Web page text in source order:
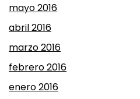
mayo 2016
abril 2016
marzo 2016
febrero 2016
enero 2016